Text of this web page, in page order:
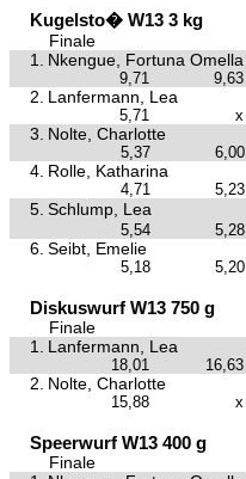
Kugelsto� W13 3 kg
Finale
1.
Nkengue, Fortuna Omella
9,71 9,63
2. Lanfermann, Lea
5,71 x
3. Nolte, Charlotte
5,37 6,00
4. Rolle, Katharina
4,71 5,23
5. Schlump, Lea
5,54 5,28
6. Seibt, Emelie
5,18 5,20
Diskuswurf W13 750 g
Finale
1.
Lanfermann, Lea
18,01 16,63
2. Nolte, Charlotte
15,88 x
Speerwurf W13 400 g
Finale